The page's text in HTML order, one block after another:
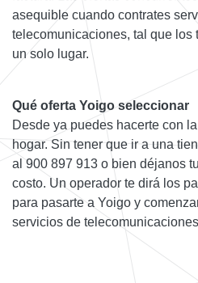
asequible cuando contrates
telecomunicaciones, tal que los
un solo lugar.
Qué oferta Yoigo seleccionar
Desde ya puedes hacerte con
hogar. Sin tener que ir a una
al 900 897 913 o bien déjanos
costo. Un operador te dirá los
para pasarte a Yoigo y
servicios de